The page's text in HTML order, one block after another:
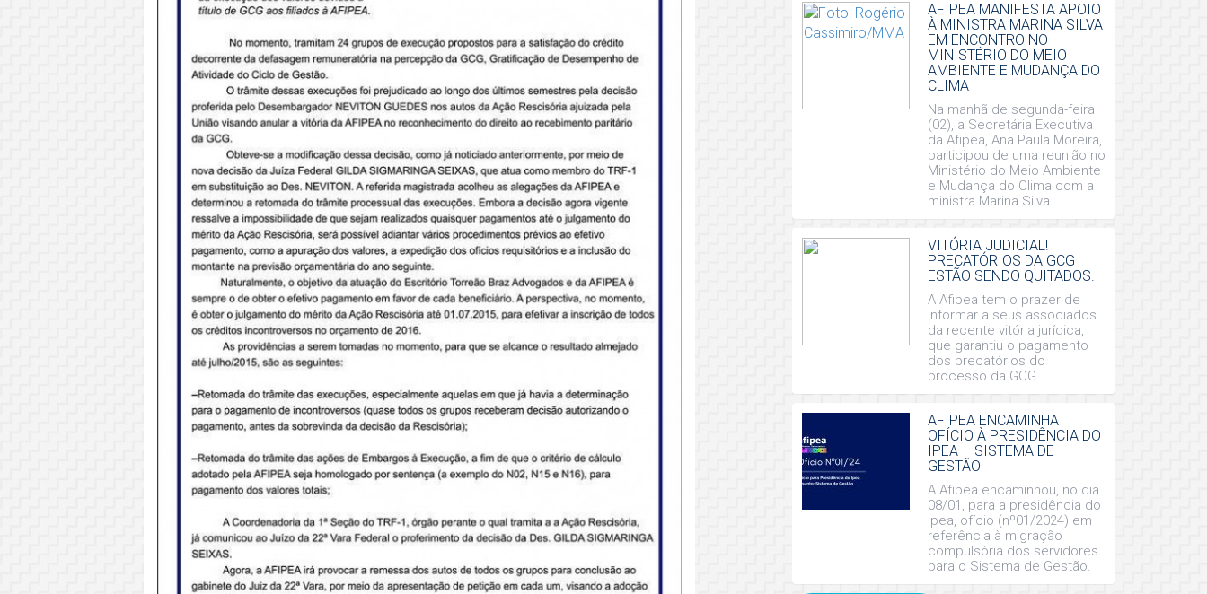
AFIPEA MANIFESTA APOIO
À MINISTRA MARINA SILVA
EM ENCONTRO NO
MINISTÉRIO DO MEIO
AMBIENTE E MUDANÇA DO
CLIMA
Na manhã de segunda-feira
(02), a Secretária Executiva
da Afipea, Ana Paula Moreira,
participou de uma reunião no
Ministério do Meio Ambiente
e Mudança do Clima com a
ministra Marina Silva.
VITÓRIA JUDICIAL!
PRECATÓRIOS DA GCG
ESTÃO SENDO QUITADOS.
A Afipea tem o prazer de
informar a seus associados
da recente vitória jurídica,
que garantiu o pagamento
dos precatórios do
processo da GCG.
AFIPEA ENCAMINHA
OFÍCIO À PRESIDÊNCIA DO
IPEA – SISTEMA DE
GESTÃO
A Afipea encaminhou, no dia
08/01, para a presidência do
Ipea, ofício (nº01/2024) em
referência à migração
compulsória dos servidores
para o Sistema de Gestão.